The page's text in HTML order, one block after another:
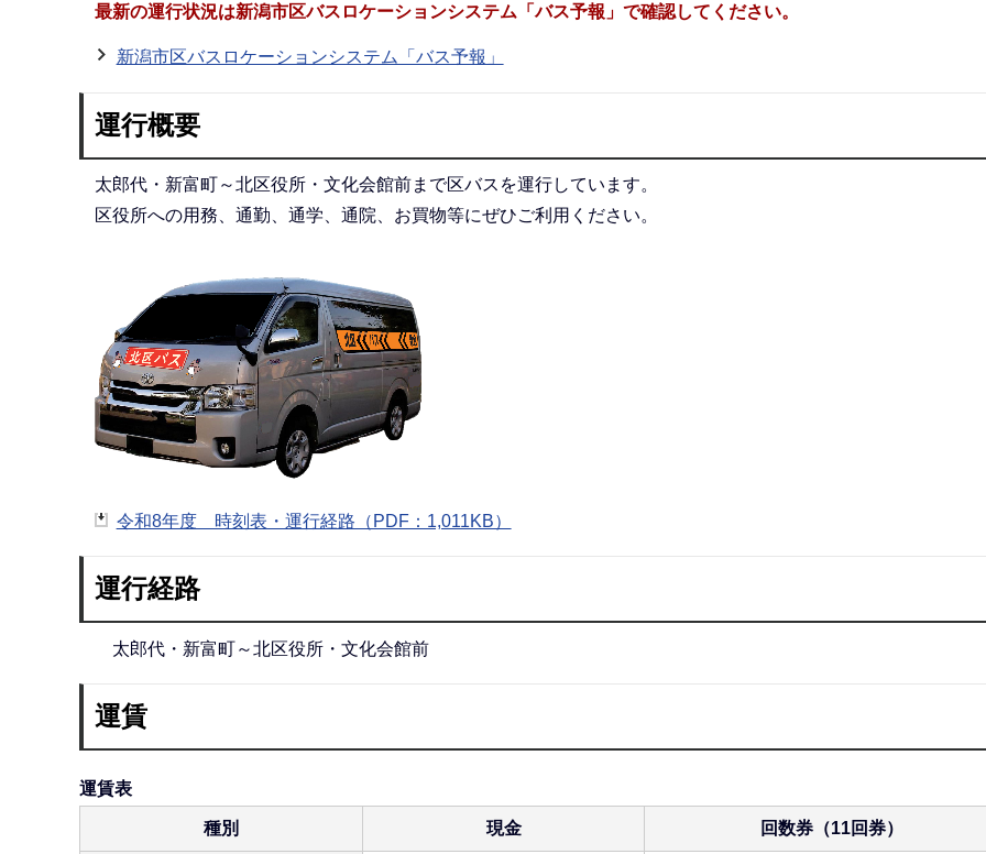
最新の運行状況は新潟市区バスロケーションシステム「バス予報」で確認してください。
新潟市区バスロケーションシステム「バス予報」
運行概要
太郎代・新富町～北区役所・文化会館前まで区バスを運行しています。
区役所への用務、通勤、通学、通院、お買物等にぜひご利用ください。
令和8年度 時刻表・運行経路（PDF：1,011KB）
運行経路
太郎代・新富町～北区役所・文化会館前
運賃
運賃表
種別 現金 回数券（11回券）